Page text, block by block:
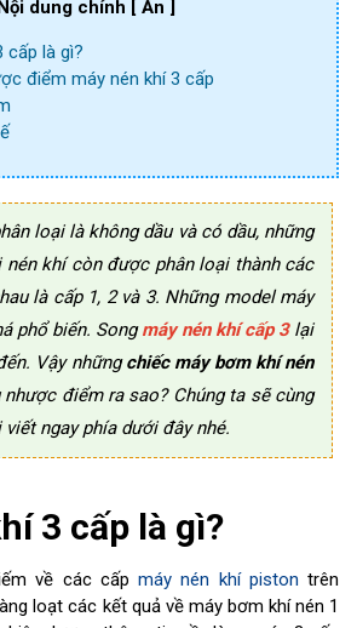
dung chính [ Ẩn ]
cấp là gì?
điểm máy nén khí 3 cấp
loại là không dầu và có dầu, những
nén khí còn được phân loại thành các
là cấp 1, 2 và 3. Những model máy
phổ biến. Song máy nén khí cấp 3 lại
Vậy nhữngchiếc máy bơm khí nén
điểm ra sao? Chúng ta sẽ cùng
ngay phía dưới đây nhé.
3 cấp là gì?
về các cấp máy nén khí piston trên
loạt các kết quả về máy bơm khí nén 1